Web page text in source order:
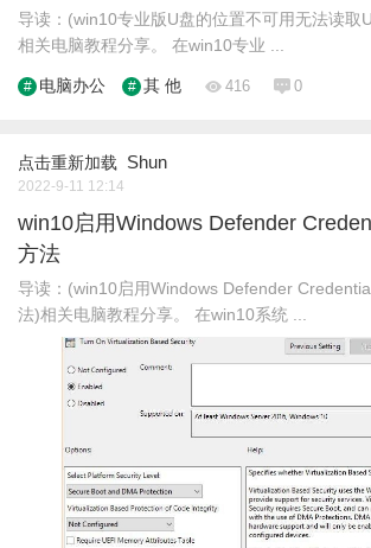
导读：(win10专业版U盘的位置不可用无法读取
相关电脑教程分享。 在win10专业 ...
电脑办公 其 他 416 0
点击重新加载 Shun
2022-9-11 12:14
win10启用Windows Defender
方法
导读：(win10启用Windows Defender
法)相关电脑教程分享。 在win10系统 ...